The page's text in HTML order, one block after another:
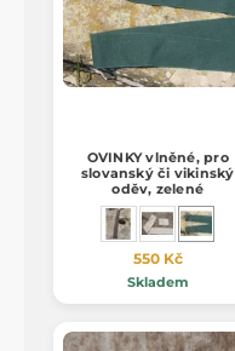
OVINKY vlněné, pro
slovanský či vikinský
oděv, zelené
550 Kč
Skladem